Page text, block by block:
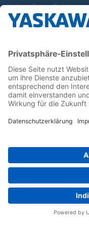
Yaskawa Europe GmbH
Karriere
Newsletter
Follow us on...
Home Impressum
Whistleblowing
Yaskawa Europe GmbH